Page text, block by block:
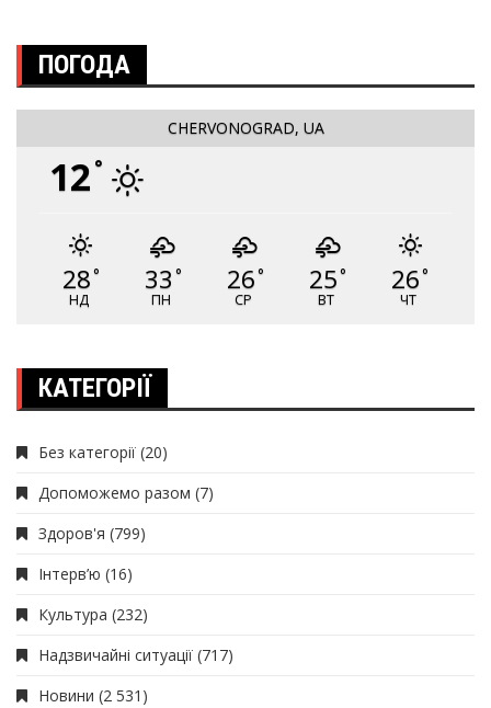
ПОГОДА
CHERVONOGRAD, UA
12 °
28°
НД
33 °
ПН
26°
СР
25°
ВТ
26°
ЧТ
КАТЕГОРІЇ
Без категорії (20)
Допоможемо разом (7)
Здоров'я (799)
Інтерв’ю (16)
Культура (232)
Надзвичайні ситуації (717)
Новини (2 531)